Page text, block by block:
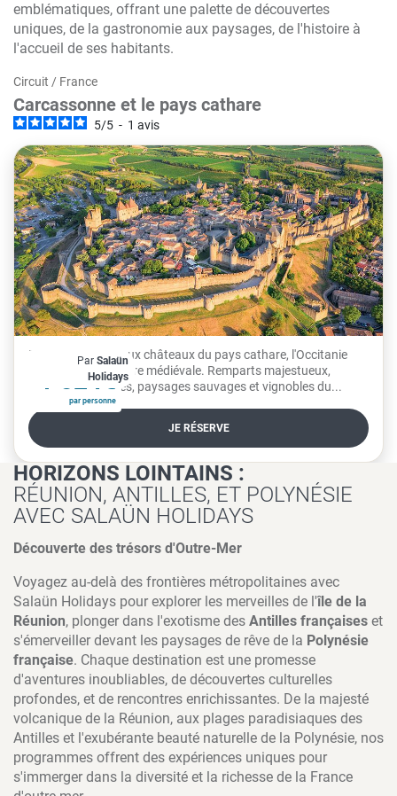
emblématiques, offrant une palette de découvertes
uniques, de la gastronomie aux paysages, de l'histoire à
l'accueil de ses habitants.
Circuit / France
Carcassonne et le pays cathare
5/5 - 1 avis
À partir de
1 524€
par personne
Par Salaün
Holidays
De Carcassonne aux châteaux du pays cathare, l'Occitanie
plonge dans l'histoire médiévale. Remparts majestueux,
citadelles perchées, paysages sauvages et vignobles du...
JE RÉSERVE
HORIZONS LOINTAINS :
RÉUNION, ANTILLES, ET POLYNÉSIE
AVEC SALAÜN HOLIDAYS
Découverte des trésors d'Outre-Mer
Voyagez au-delà des frontières métropolitaines avec
Salaün Holidays pour explorer les merveilles de l'île de la
Réunion, plonger dans l'exotisme des Antilles françaises et
s'émerveiller devant les paysages de rêve de la Polynésie
française. Chaque destination est une promesse
d'aventures inoubliables, de découvertes culturelles
profondes, et de rencontres enrichissantes. De la majesté
volcanique de la Réunion, aux plages paradisiaques des
Antilles et l'exubérante beauté naturelle de la Polynésie, nos
programmes offrent des expériences uniques pour
s'immerger dans la diversité et la richesse de la France